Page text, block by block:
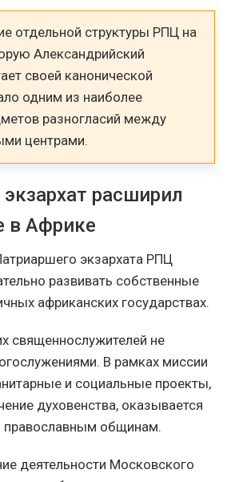
отдельной структуры РПЦ на
Александрийский
своей канонической
одним из наиболее
разногласий между
центрами.
расширил
в Африке
экзархата РПЦ
развивать собственные
африканских государствах.
священнослужителей не
В рамках миссии
и социальные проекты,
духовенства, оказывается
общинам.
деятельности Московского